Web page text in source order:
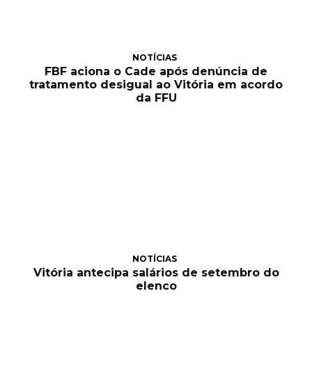
NOTÍCIAS
FBF aciona o Cade após denúncia de
tratamento desigual ao Vitória em acordo
da FFU
NOTÍCIAS
Vitória antecipa salários de setembro do
elenco